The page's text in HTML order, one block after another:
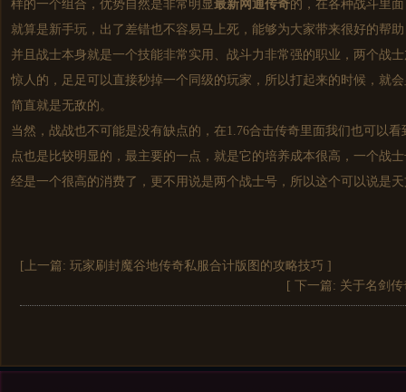
样的一个组合，优势自然是非常明显最新网通传奇的，在各种战斗里
就算是新手玩，出了差错也不容易马上死，能够为大家带来很好的帮
并且战士本身就是一个技能非常实用、战斗力非常强的职业，两个战
惊人的，足足可以直接秒掉一个同级的玩家，所以打起来的时候，就
简直就是无敌的。
当然，战战也不可能是没有缺点的，在1.76合击传奇里面我们也可以看
点也是比较明显的，最主要的一点，就是它的培养成本很高，一个战
经是一个很高的消费了，更不用说是两个战士号，所以这个可以说是
[上一篇: 玩家刷封魔谷地传奇私服合计版图的攻略技巧 ]
[ 下一篇: 关于名剑